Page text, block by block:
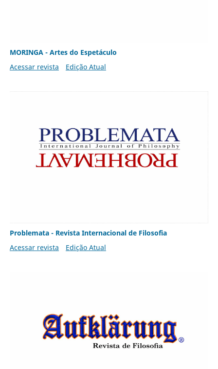
MORINGA - Artes do Espetáculo
Acessar revista
Edição Atual
Problemata - Revista Internacional de Filosofia
Acessar revista
Edição Atual